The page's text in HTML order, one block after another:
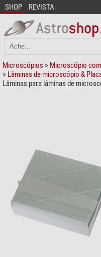
SHOP REVISTA
Microscópios > Microscópio
> Lâminas de microscópio &
Lâminas para lâminas de